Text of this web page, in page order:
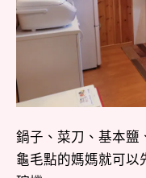
鍋子、菜刀、基本鹽
龜毛點的媽媽就可以